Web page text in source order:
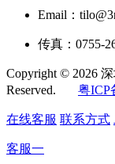
Email：
传真：0755-
Copyright © 2026
Reserved. 粤ICP
在线客服 联系方式
客服一